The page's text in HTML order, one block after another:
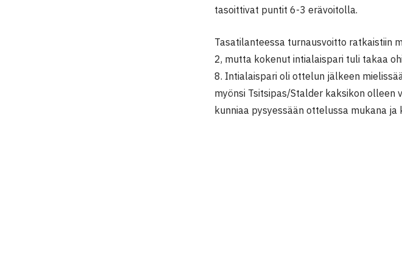
tasoittivat puntit 6-3 erävoitolla.
Tasatilanteessa turnausvoitto ratkaistiin
2, mutta kokenut intialaispari tuli takaa
8. Intialaispari oli ottelun jälkeen
myönsi Tsitsipas/Stalder kaksikon olleen
kunniaa pysyessään ottelussa mukana